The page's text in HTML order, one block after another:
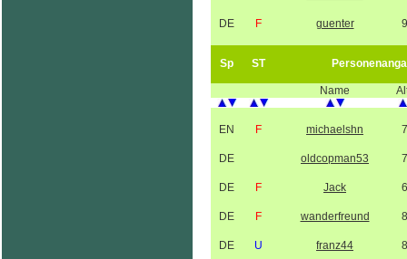
DE F guenter
Sp ST
Name
EN F michaelshn
DE oldcopman53
DE F Jack
DE F wanderfreund
DE U franz44